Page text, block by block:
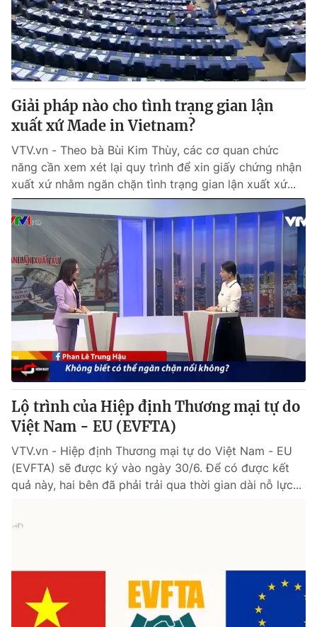
Sản phẩm
Thị trường
Tư vấn
Lịch phát sóng
Chuyên mục khác
Emagazine Podcast
Photo Infographic
Video Shorts video
VTV Money VTV Thể thao
VTV Sức khoẻ Bất động sản
Thị trường 24h Tấm lòng Việt
VTV4 Vươn mình bằng AI
VTV9 VTV8
Liên hệ tòa soạn English
Cơ quan chủ quản:
Đài Truyền hình Việt Nam
Cơ quan báo chí:
Thời báo VTV
Giải pháp nào cho tình trạng gian lận
xuất xứ Made in Vietnam?
VTV.vn - Theo bà Bùi Kim Thùy, các cơ quan chức
năng cần xem xét lại quy trình để xin giấy chứng nhận
xuất xứ nhằm ngăn chặn tình trạng gian lận xuất xứ...
Lộ trình của Hiệp định Thương mại tự do
Việt Nam - EU (EVFTA)
VTV.vn - Hiệp định Thương mại tự do Việt Nam - EU
(EVFTA) sẽ được ký vào ngày 30/6. Để có được kết
quả này, hai bên đã phải trải qua thời gian dài nỗ lực...